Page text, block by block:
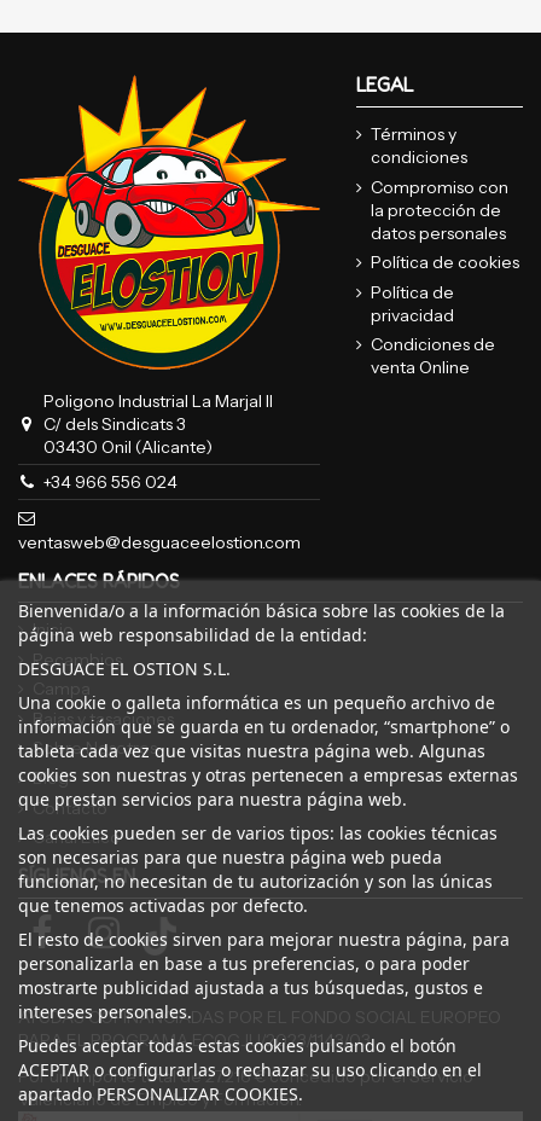
Poligono Industrial La Marjal II
C/ dels Sindicats 3
03430 Onil (Alicante)
+34 966 556 024
ventasweb@desguaceelostion.com
LEGAL
Términos y
condiciones
Compromiso con
la protección de
datos personales
Política de cookies
Política de
privacidad
Condiciones de
venta Online
ENLACES RÁPIDOS
Inicio
Recambios
Bajas y tasaciones
Sobre Nosotros
Blog
Contacto
Canal Ético
Bienvenida/o a la información básica sobre las cookies de la
página web responsabilidad de la entidad:
DESGUACE EL OSTION S.L.
Una cookie o galleta informática es un pequeño archivo de
información que se guarda en tu ordenador, “smartphone” o
tableta cada vez que visitas nuestra página web. Algunas
cookies son nuestras y otras pertenecen a empresas externas
que prestan servicios para nuestra página web.
Las cookies pueden ser de varios tipos: las cookies técnicas
son necesarias para que nuestra página web pueda
funcionar, no necesitan de tu autorización y son las únicas
que tenemos activadas por defecto.
El resto de cookies sirven para mejorar nuestra página, para
personalizarla en base a tus preferencias, o para poder
mostrarte publicidad ajustada a tus búsquedas, gustos e
intereses personales.
Puedes aceptar todas estas cookies pulsando el botón
ACEPTAR o configurarlas o rechazar su uso clicando en el
apartado PERSONALIZAR COOKIES.
SÍGUENOS EN
AYUDAS COFINANCIADAS POR EL FONDO SOCIAL EUROPEO
PARA EL PROGRAMA ECOGJU/2023/1143/03
Por un importe total de 27.216 € concedido por el Servicio
Valenciano de Empleo y Formación.